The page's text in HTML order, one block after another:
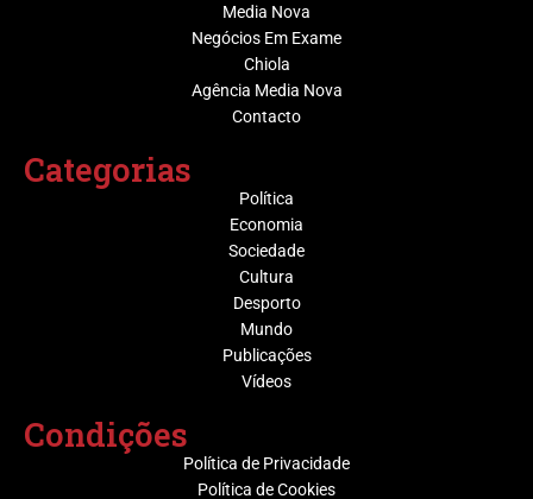
Media Nova
Negócios Em Exame
Chiola
Agência Media Nova
Contacto
Categorias
Política
Economia
Sociedade
Cultura
Desporto
Mundo
Publicações
Vídeos
Condições
Política de Privacidade
Política de Cookies